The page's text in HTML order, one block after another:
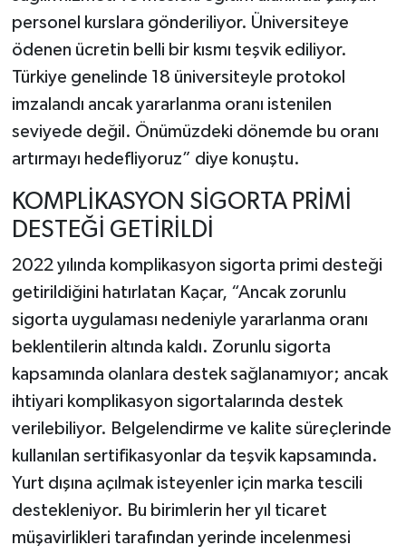
personel kurslara gönderiliyor. Üniversiteye
ödenen ücretin belli bir kısmı teşvik ediliyor.
Türkiye genelinde 18 üniversiteyle protokol
imzalandı ancak yararlanma oranı istenilen
seviyede değil. Önümüzdeki dönemde bu oranı
artırmayı hedefliyoruz” diye konuştu.
KOMPLİKASYON SİGORTA PRİMİ
DESTEĞİ GETİRİLDİ
2022 yılında komplikasyon sigorta primi desteği
getirildiğini hatırlatan Kaçar, “Ancak zorunlu
sigorta uygulaması nedeniyle yararlanma oranı
beklentilerin altında kaldı. Zorunlu sigorta
kapsamında olanlara destek sağlanamıyor; ancak
ihtiyari komplikasyon sigortalarında destek
verilebiliyor. Belgelendirme ve kalite süreçlerinde
kullanılan sertifikasyonlar da teşvik kapsamında.
Yurt dışına açılmak isteyenler için marka tescili
destekleniyor. Bu birimlerin her yıl ticaret
müşavirlikleri tarafından yerinde incelenmesi